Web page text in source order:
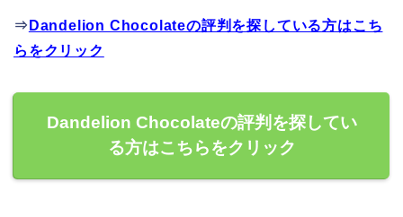
⇒ Dandelion Chocolateの評判を探している方はこち
らをクリック
Dandelion Chocolateの評判を探してい
る方はこちらをクリック